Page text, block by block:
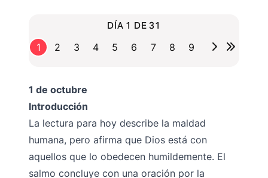
DÍA 1 DE 31
1 2 3 4 5 6 7 8 9
1 de octubre
Introducción
La lectura para hoy describe la maldad
humana, pero afirma que Dios está con
aquellos que lo obedecen humildemente. El
salmo concluye con una oración por la